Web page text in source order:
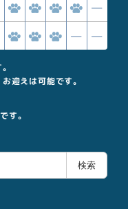
迎えは可能です。
す。
検索